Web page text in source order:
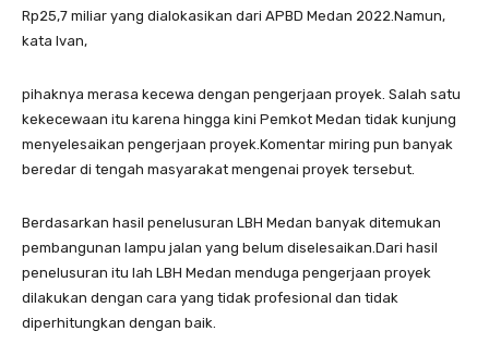
Rp25,7 miliar yang dialokasikan dari APBD Medan 2022.Namun,
kata Ivan,
pihaknya merasa kecewa dengan pengerjaan proyek. Salah satu
kekecewaan itu karena hingga kini Pemkot Medan tidak kunjung
menyelesaikan pengerjaan proyek.Komentar miring pun banyak
beredar di tengah masyarakat mengenai proyek tersebut.
Berdasarkan hasil penelusuran LBH Medan banyak ditemukan
pembangunan lampu jalan yang belum diselesaikan.Dari hasil
penelusuran itu lah LBH Medan menduga pengerjaan proyek
dilakukan dengan cara yang tidak profesional dan tidak
diperhitungkan dengan baik.